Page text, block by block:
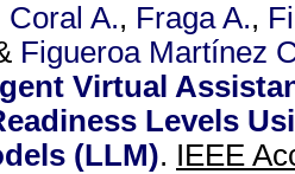
Coral A., Fraga A.,
Figueroa Martínez
Virtual
Levels
(LLM). IEEE